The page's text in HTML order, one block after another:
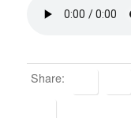
Share: